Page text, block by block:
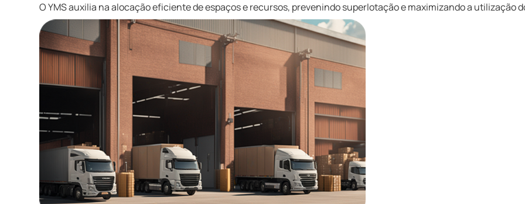
O YMS auxilia na alocação eficiente de espaços e recursos, prevenindo superlotação e maximizando a utilização